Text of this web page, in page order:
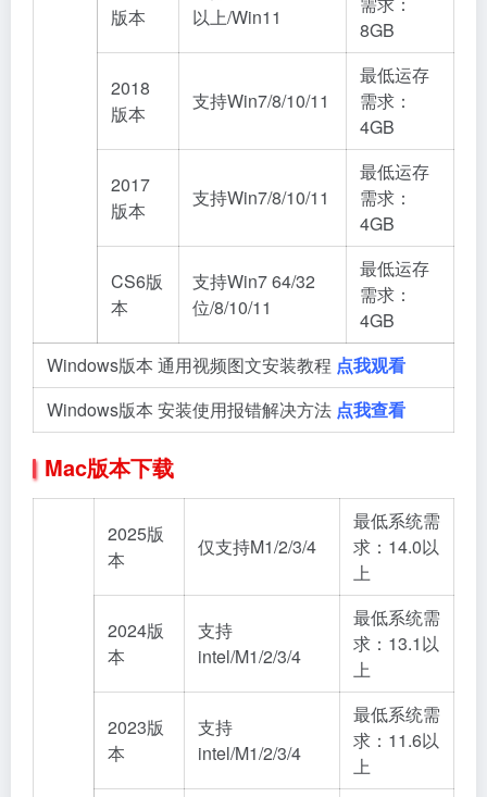
版本
以上/Win11
8GB
2018
版本
支持Win7/8/10/11
最低运存
需求：
4GB
2017
版本
支持Win7/8/10/11
最低运存
需求：
4GB
CS6版
本
支持Win7 64/32
位/8/10/11
最低运存
需求：
4GB
Windows版本 通用视频图文安装教程 点我观看
Windows版本 安装使用报错解决方法 点我查看
Mac版本下载
2025版
本
仅支持M1/2/3/4
最低系统需
求：14.0以
上
2024版
本
支持
intel/M1/2/3/4
最低系统需
求：13.1以
上
2023版
本
支持
intel/M1/2/3/4
最低系统需
求：11.6以
上